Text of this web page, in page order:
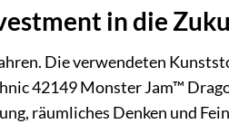
in die
Die verwendeten
42149 Monster Jam™
räumliches Denken und